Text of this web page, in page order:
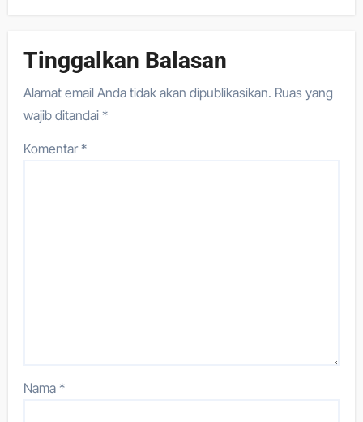
Tinggalkan Balasan
Alamat email Anda tidak akan dipublikasikan. Ruas yang
wajib ditandai*
Komentar*
Nama*